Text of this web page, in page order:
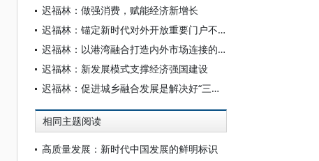
迟福林：做强消费，赋能经济新增长
迟福林：锚定新时代对外开放重要门户不动摇
迟福林：以港湾融合打造内外市场连接的战略支点
迟福林：新发展模式支撑经济强国建设
迟福林：促进城乡融合发展是解决好“三农”问题的根本之策
相同主题阅读
高质量发展：新时代中国发展的鲜明标识